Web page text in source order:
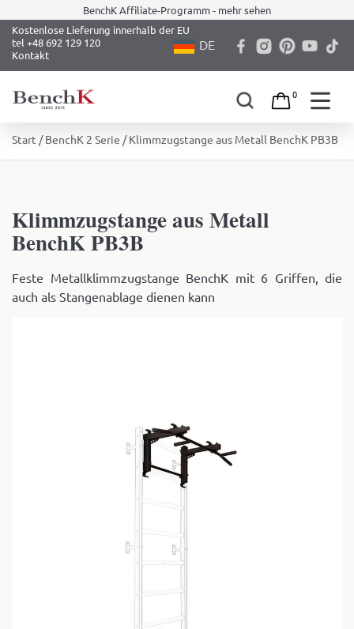
BenchK Affiliate-Programm - mehr sehen
Kostenlose Lieferung innerhalb der EU
tel +48 692 129 120
Kontakt
DE
0
Start /BenchK 2 Serie / Klimmzugstange aus Metall BenchK PB3B
Klimmzugstange aus Metall
BenchK PB3B
Feste Metallklimmzugstange BenchK mit 6 Griffen, die
auch als Stangenablage dienen kann